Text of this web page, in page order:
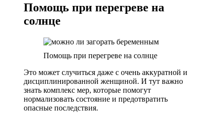
Помощь при перегреве на
солнце
Помощь при перегреве на солнце
Это может случиться даже с очень аккуратной и
дисциплинированной женщиной. И тут важно
знать комплекс мер, которые помогут
нормализовать состояние и предотвратить
опасные последствия.